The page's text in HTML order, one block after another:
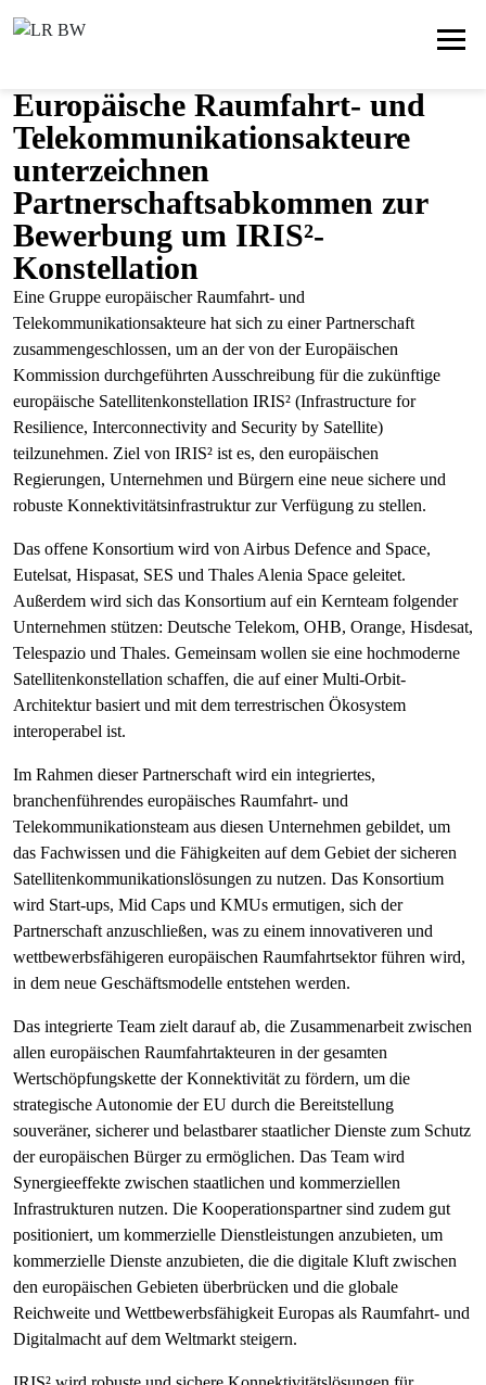
Europäische Raumfahrt- und
Telekommunikationsakteure
unterzeichnen
Partnerschaftsabkommen zur
Bewerbung um IRIS²-
Konstellation
Eine Gruppe europäischer Raumfahrt- und
Telekommunikationsakteure hat sich zu einer Partnerschaft
zusammengeschlossen, um an der von der Europäischen
Kommission durchgeführten Ausschreibung für die zukünftige
europäische Satellitenkonstellation IRIS² (Infrastructure for
Resilience, Interconnectivity and Security by Satellite)
teilzunehmen. Ziel von IRIS² ist es, den europäischen
Regierungen, Unternehmen und Bürgern eine neue sichere und
robuste Konnektivitätsinfrastruktur zur Verfügung zu stellen.
Das offene Konsortium wird von Airbus Defence and Space,
Eutelsat, Hispasat, SES und Thales Alenia Space geleitet.
Außerdem wird sich das Konsortium auf ein Kernteam folgender
Unternehmen stützen: Deutsche Telekom, OHB, Orange, Hisdesat,
Telespazio und Thales. Gemeinsam wollen sie eine hochmoderne
Satellitenkonstellation schaffen, die auf einer Multi-Orbit-
Architektur basiert und mit dem terrestrischen Ökosystem
interoperabel ist.
Im Rahmen dieser Partnerschaft wird ein integriertes,
branchenführendes europäisches Raumfahrt- und
Telekommunikationsteam aus diesen Unternehmen gebildet, um
das Fachwissen und die Fähigkeiten auf dem Gebiet der sicheren
Satellitenkommunikationslösungen zu nutzen. Das Konsortium
wird Start-ups, Mid Caps und KMUs ermutigen, sich der
Partnerschaft anzuschließen, was zu einem innovativeren und
wettbewerbsfähigeren europäischen Raumfahrtsektor führen wird,
in dem neue Geschäftsmodelle entstehen werden.
Das integrierte Team zielt darauf ab, die Zusammenarbeit zwischen
allen europäischen Raumfahrtakteuren in der gesamten
Wertschöpfungskette der Konnektivität zu fördern, um die
strategische Autonomie der EU durch die Bereitstellung
souveräner, sicherer und belastbarer staatlicher Dienste zum Schutz
der europäischen Bürger zu ermöglichen. Das Team wird
Synergieeffekte zwischen staatlichen und kommerziellen
Infrastrukturen nutzen. Die Kooperationspartner sind zudem gut
positioniert, um kommerzielle Dienstleistungen anzubieten, um
kommerzielle Dienste anzubieten, die die digitale Kluft zwischen
den europäischen Gebieten überbrücken und die globale
Reichweite und Wettbewerbsfähigkeit Europas als Raumfahrt- und
Digitalmacht auf dem Weltmarkt steigern.